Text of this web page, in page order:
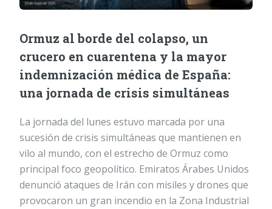
Ormuz al borde del colapso, un
crucero en cuarentena y la mayor
indemnización médica de España:
una jornada de crisis simultáneas
La jornada del lunes estuvo marcada por una
sucesión de crisis simultáneas que mantienen en
vilo al mundo, con el estrecho de Ormuz como
principal foco geopolítico. Emiratos Árabes Unidos
denunció ataques de Irán con misiles y drones que
provocaron un gran incendio en la Zona Industrial